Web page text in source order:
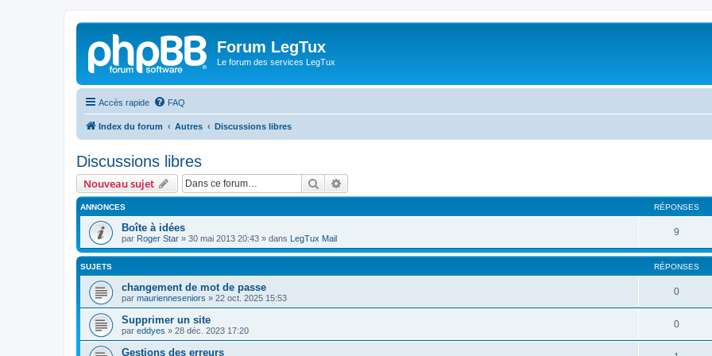
Forum LegTux
Le forum des services LegTux
Accès rapide FAQ
Index du forum Autres Discussions libres
Discussions libres
Nouveau sujet Rechercher
ANNONCES RÉPONSES
Boîte à idées
par Roger Star » 30 mai 2013 20:43 » dans LegTux Mail
9
SUJETS RÉPONSES
changement de mot de passe
par maurienneseniors » 22 oct. 2025 15:53
0
Supprimer un site
par eddyes » 28 déc. 2023 17:20
0
Gestions des erreurs